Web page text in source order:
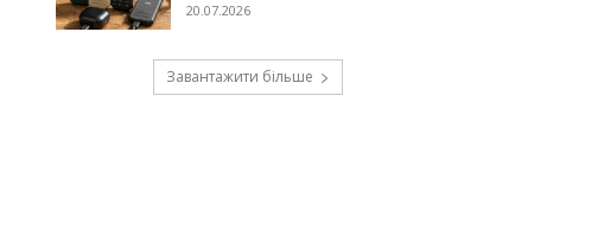
20.07.2026
Завантажити більше